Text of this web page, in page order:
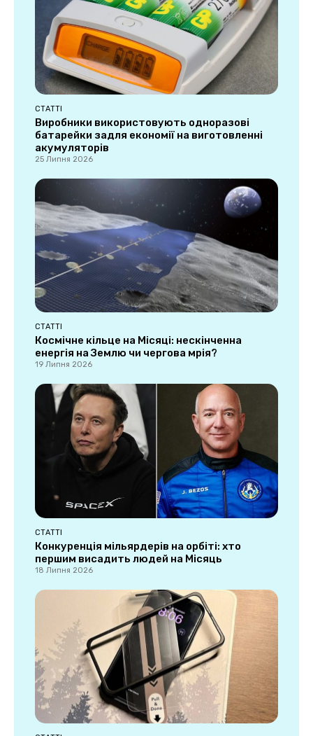
СТАТТІ
Виробники використовують одноразові
батарейки задля економії на виготовленні
акумуляторів
25 Липня 2026
СТАТТІ
Космічне кільце на Місяці: нескінченна
енергія на Землю чи чергова мрія?
19 Липня 2026
СТАТТІ
Конкуренція мільярдерів на орбіті: хто
першим висадить людей на Місяць
18 Липня 2026